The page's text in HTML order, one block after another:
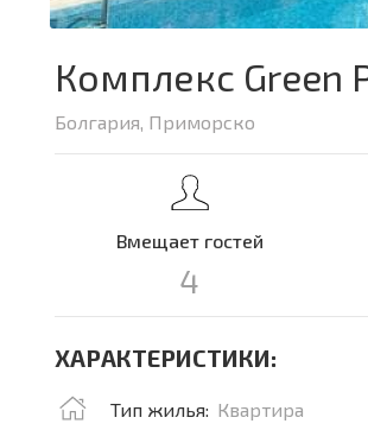
Комплекс Green
Болгария, Приморско
Вмещает гостей
4
ХАРАКТЕРИСТИКИ:
Тип жилья: Квартира